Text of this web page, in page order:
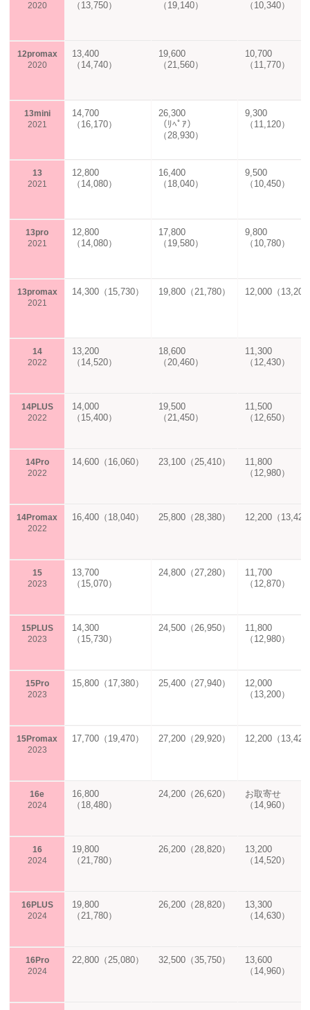
2020 （13,750） （19,140） （10,340）
12promax
2020
13,400
（14,740）
19,600
（21,560）
10,700
（11,770）
13mini
2021
14,700
（16,170）
26,300
（ﾘﾍﾟｱ）
（28,930）
9,300
（11,120）
13
2021
12,800
（14,080）
16,400
（18,040）
9,500
（10,450）
13pro
2021
12,800
（14,080）
17,800
（19,580）
9,800
（10,780）
13promax
2021
14,300（15,730） 19,800（21,780） 12,000（
14
2022
13,200
（14,520）
18,600
（20,460）
11,300
（12,430）
14PLUS
2022
14,000
（15,400）
19,500
（21,450）
11,500
（12,650）
14Pro
2022
14,600（16,060） 23,100（25,410）
11,800
（12,980）
14Promax
2022
16,400（18,040） 25,800（28,380） 12,200（
15
2023
13,700
（15,070）
24,800（27,280）
11,700
（12,870）
15PLUS
2023
14,300
（15,730）
24,500（26,950）
11,800
（12,980）
15Pro
2023
15,800（17,380） 25,400（27,940）
12,000
（13,200）
15Promax
2023
17,700（19,470） 27,200（29,920） 12,200（
16e
2024
16,800
（18,480）
24,200（26,620）
お取寄せ
（14,960）
16
2024
19,800
（21,780）
26,200（28,820）
13,200
（14,520）
16PLUS
2024
19,800
（21,780）
26,200（28,820）
13,300
（14,630）
16Pro
2024
22,800（25,080） 32,500（35,750）
13,600
（14,960）